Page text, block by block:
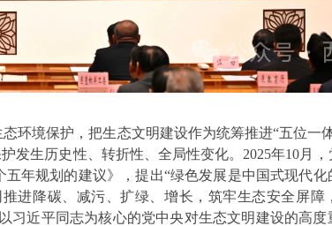
环境保护，把生态文明建设作为统筹推进“五位一
发生历史性、转折性、全局性变化。 2025年10月
年规划的建议》，提出“绿色发展是中国式现代化
进降碳、减污、扩绿、增长，筑牢生态安全屏障
近平同志为核心的党中央对生态文明建设的高度